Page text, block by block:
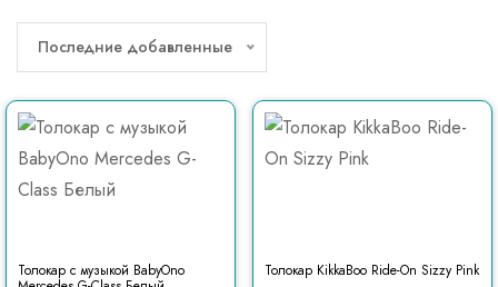
Последние добавленные
Толокар с музыкой BabyOno Толокар KikkaBoo Ride-On Sizzy Pink